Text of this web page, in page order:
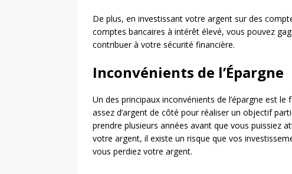
De plus, en investissant votre argent sur des
comptes bancaires à intérêt élevé, vous pouvez
contribuer à votre sécurité financière.
Inconvénients de l’Épargne
Un des principaux inconvénients de l’épargne est
assez d’argent de côté pour réaliser un objectif
prendre plusieurs années avant que vous puissiez
votre argent, il existe un risque que vos
vous perdiez votre argent.